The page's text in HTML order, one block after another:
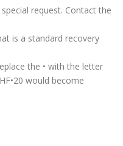
request. Contact the
is a standard recovery
the • with the letter
would become